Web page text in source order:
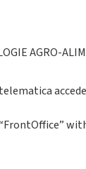
AGRO-